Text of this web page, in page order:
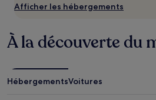
sont
susceptibles
conditions
Afficher les hébergements
À la découverte du
HébergementsVoitures